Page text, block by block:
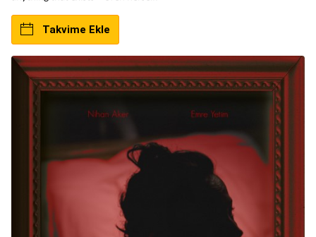
Takvime Ekle